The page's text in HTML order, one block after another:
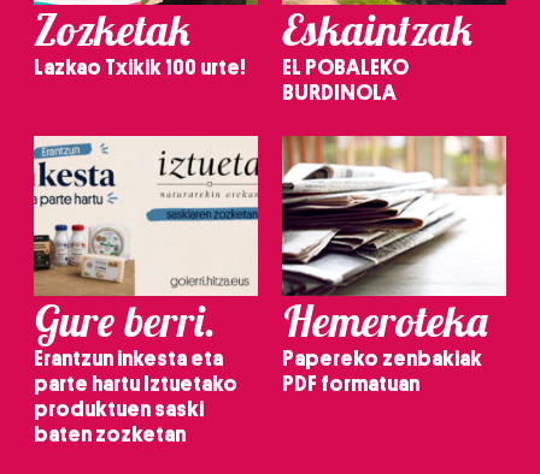
Zozketak
Lazkao Txikik 100 urte!
Eskaintzak
EL POBALEKO
BURDINOLA
Gure berri.
Erantzun inkesta eta
parte hartu Iztuetako
produktuen saski
baten zozketan
Hemeroteka
Papereko zenbakiak
PDF formatuan